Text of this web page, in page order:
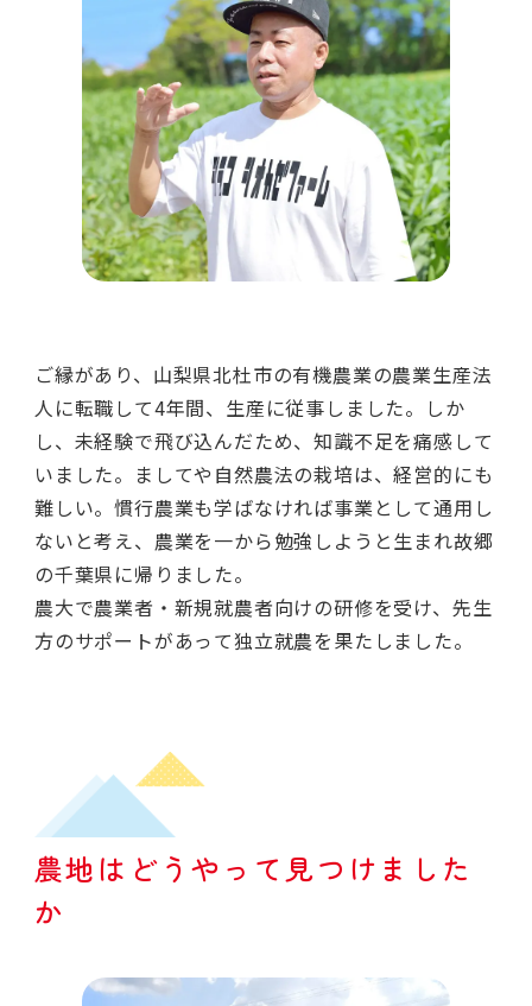
ご縁があり、山梨県北杜市の有機農業の農業生産法
人に転職して4年間、生産に従事しました。しか
し、未経験で飛び込んだため、知識不足を痛感して
いました。ましてや自然農法の栽培は、経営的にも
難しい。慣行農業も学ばなければ事業として通用し
ないと考え、農業を一から勉強しようと生まれ故郷
の千葉県に帰りました。
農大で農業者・新規就農者向けの研修を受け、先生
方のサポートがあって独立就農を果たしました。
農地はどうやって見つけました
か